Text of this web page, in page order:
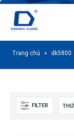
Trang chủ » dk5800
FILTER